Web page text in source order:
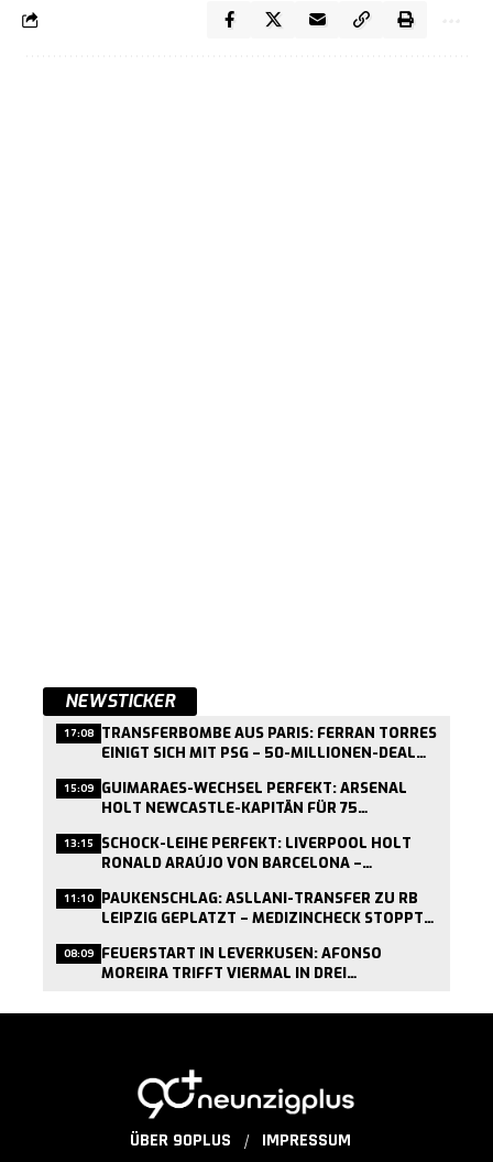
NEWSTICKER
17:08 TRANSFERBOMBE AUS PARIS: FERRAN TORRES
EINIGT SICH MIT PSG – 50-MILLIONEN-DEAL
15:09 GUIMARAES-WECHSEL PERFEKT: ARSENAL
HOLT NEWCASTLE-KAPITÄN FÜR 75
13:15 SCHOCK-LEIHE PERFEKT: LIVERPOOL HOLT
RONALD ARAÚJO VON BARCELONA –
11:10 PAUKENSCHLAG: ASLLANI-TRANSFER ZU RB
LEIPZIG GEPLATZT – MEDIZINCHECK STOPPT
08:09 FEUERSTART IN LEVERKUSEN: AFONSO
MOREIRA TRIFFT VIERMAL IN DREI
ÜBER 90PLUS
IMPRESSUM